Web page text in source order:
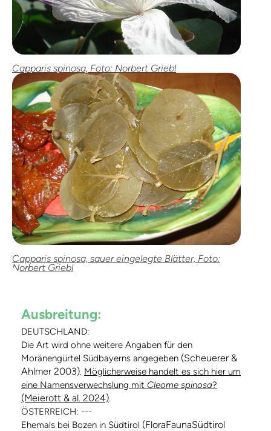
Capparis spinosa, Foto: Norbert Griebl
Capparis spinosa, sauer eingelegte Blätter, Foto:
Norbert Griebl
Ausbreitung:
DEUTSCHLAND:
Die Art wird ohne weitere Angaben für den
Moränengürtel Südbayerns angegeben (Scheuerer &
Ahlmer 2003). Möglicherweise handelt es sich hier um
eine Namensverwechslung mit Cleome spinosa?
(Meierott & al. 2024).
ÖSTERREICH: ---
Ehemals bei Bozen in Südtirol (FloraFaunaSüdtirol